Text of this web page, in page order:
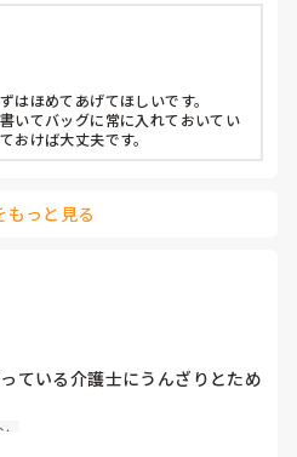
くになる？？
した影響はないとおもう。
はほめてあげてほしいです。
いてバッグに常に入れておいてい
おけば大丈夫です。
もっと見る
ている介護士にうんざりとため
るのに、移乗一つできない